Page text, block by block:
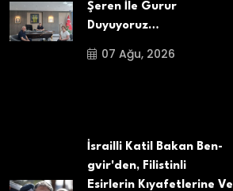
Şeren İle Gurur
Duyuyoruz…
07 Ağu, 2026
İsrailli Katil Bakan Ben-
gvir'den, Filistinli
Esirlerin Kıyafetlerine Ve